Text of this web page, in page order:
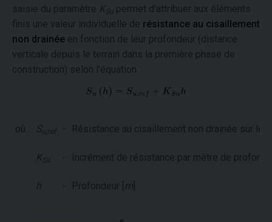
saisie du paramètre K Su permet d'attribuer aux éléments
finis une valeur individuelle de résistance au cisaillement
non drainée en fonction de leur profondeur (distance
verticale depuis le terrain dans la première phase de
construction) selon l'équation :
où : Su,ref - Résistance au cisaillement non drainée sur le
K Su - Incrément de résistance par mètre de
h - Profondeur [ m